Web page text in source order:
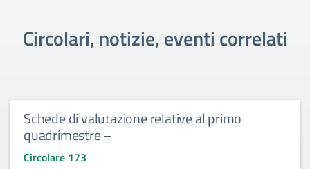
Circolari, notizie, eventi correlati
Schede di valutazione relative al primo
quadrimestre –
Circolare 173